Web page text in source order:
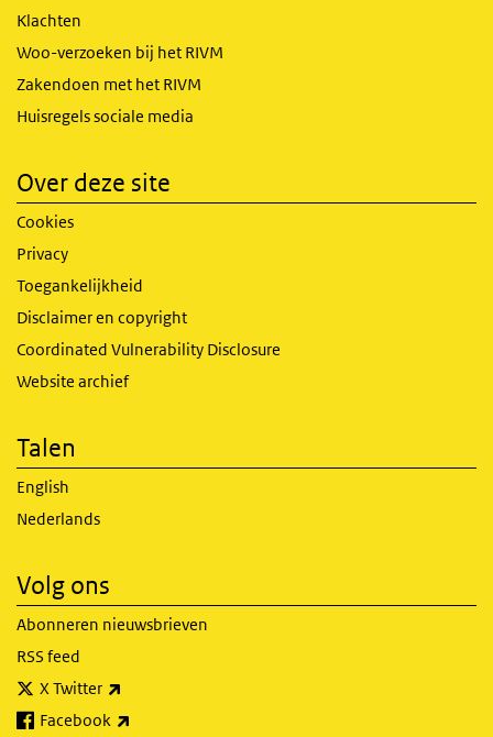
Klachten
Woo-verzoeken bij het RIVM
Zakendoen met het RIVM
Huisregels sociale media
Over deze site
Cookies
Privacy
Toegankelijkheid
Disclaimer en copyright
Coordinated Vulnerability Disclosure
Website archief
Talen
English
Nederlands
Volg ons
Abonneren nieuwsbrieven
RSS feed
X Twitter
Facebook